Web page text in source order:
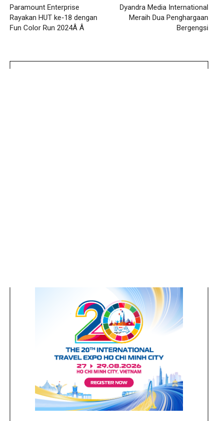
Paramount Enterprise
Rayakan HUT ke-18 dengan
Fun Color Run 2024Â Â
Dyandra Media International
Meraih Dua Penghargaan
Bergengsi